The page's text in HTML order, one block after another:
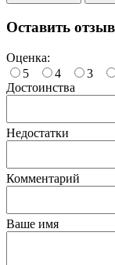
Оставить отзыв
Оценка:
5
4 3
Достоинства
Недостатки
Комментарий
Ваше имя